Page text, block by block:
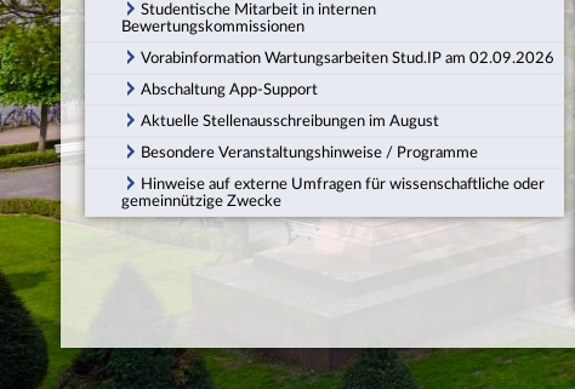
Studentische Mitarbeit in internen
Bewertungskommissionen
Vorabinformation Wartungsarbeiten Stud.IP am 02.09.2026
Abschaltung App-Support
Aktuelle Stellenausschreibungen im August
Besondere Veranstaltungshinweise / Programme
Hinweise auf externe Umfragen für wissenschaftliche oder
gemeinnützige Zwecke